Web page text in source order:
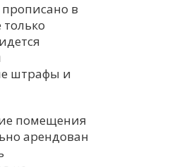
в
штрафы и
помещения
арендован